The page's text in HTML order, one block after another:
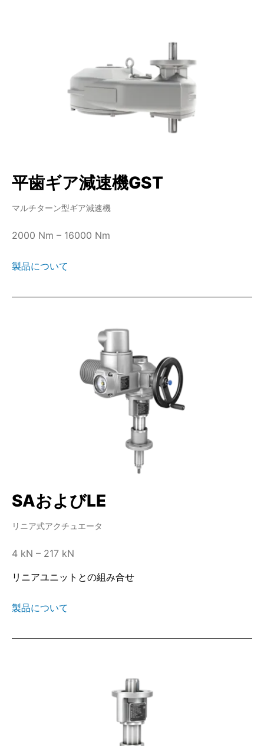
平歯ギア減速機GST
マルチターン型ギア減速機
2000 Nm – 16000 Nm
製品について
SAおよびLE
リニア式アクチュエータ
4 kN – 217 kN
リニアユニットとの組み合せ
製品について